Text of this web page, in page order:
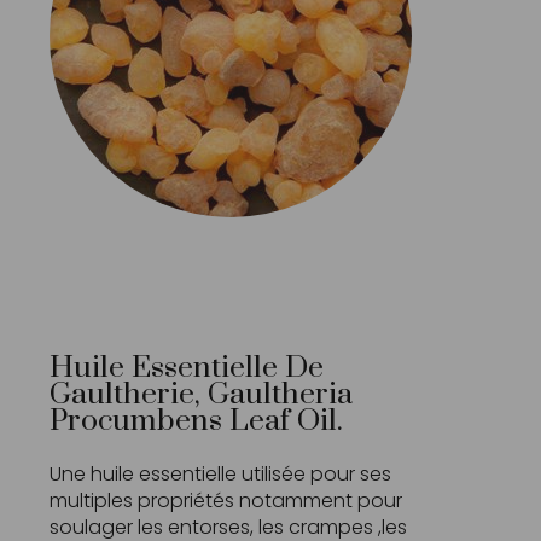
Huile Essentielle De
Gaultherie, Gaultheria
Procumbens Leaf Oil.
Une huile essentielle utilisée pour ses
multiples propriétés notamment pour
soulager les entorses, les crampes ,les